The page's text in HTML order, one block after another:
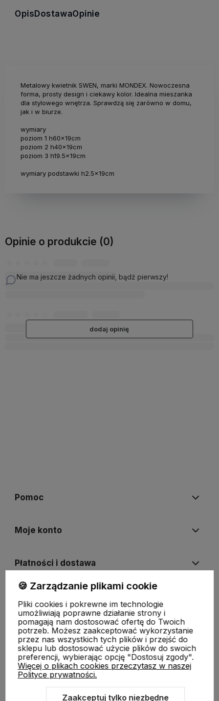
OpisDostawaOpinie
Metalowy kwietnik SWEN, marki MONDEX. Nowoczesna
forma, prosty design i ciekawy kolor. Idealna mieszanka
dla stylowego wnętrza. Sprawdzą się zarówno w domu,
jak i w biurze.
wymiary
poziom 1 h60x19cm
poziom 2 h40x19cm
poziom 3 h19.5x19cm
wymiary podstawki h2.5x19cm
Opinie o produkcie (0)
Nie ma jeszcze żadnych opinii, bądź pierwszy!
dodaj opinię
Pomoc
Moje konto
Płatności i dostawa
O nas
🍪 Zarządzanie plikami cookie
Pliki cookies i pokrewne im technologie
umożliwiają poprawne działanie strony i
pomagają nam dostosować ofertę do Twoich
potrzeb. Możesz zaakceptować wykorzystanie
przez nas wszystkich tych plików i przejść do
sklepu lub dostosować użycie plików do swoich
preferencji, wybierając opcję "Dostosuj zgody".
Więcej o plikach cookies przeczytasz w naszej
Polityce prywatności.
Zaakceptuj tylko niezbędne